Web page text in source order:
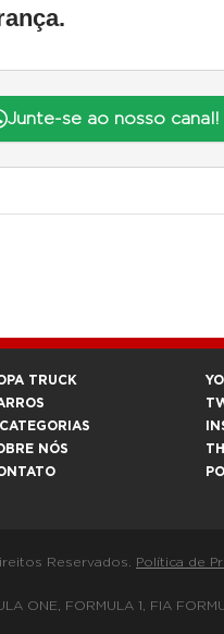
Junte-se ao nosso canal!
TRUCK
NÓS
Reservados. Política de
FORMULA 1, FIA